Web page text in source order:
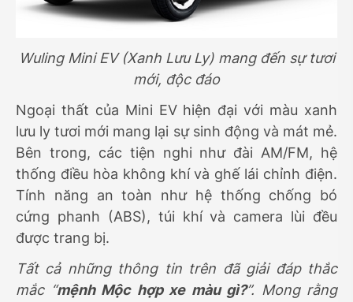
Wuling Mini EV (Xanh Lưu Ly) mang đến sự tươi
mới, độc đáo
Ngoại thất của Mini EV hiện đại với màu xanh
lưu ly tươi mới mang lại sự sinh động và mát mẻ.
Bên trong, các tiện nghi như đài AM/FM, hệ
thống điều hòa không khí và ghế lái chỉnh điện.
Tính năng an toàn như hệ thống chống bó
cứng phanh (ABS), túi khí và camera lùi đều
được trang bị.
Tất cả những thông tin trên đã giải đáp thắc
mắc “mệnh Mộc hợp xe màu gì?”. Mong rằng